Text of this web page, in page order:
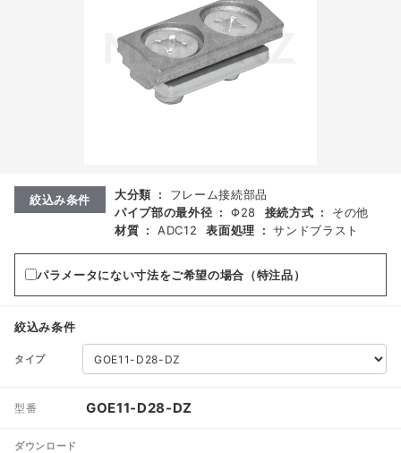
絞込み条件 大分類 :
フレーム接続部品
パイプ部の最外径 : Φ28 接続方式 :
その他
材質 : ADC12 表面処理 : サンドブラスト
パラメータにない寸法をご希望の場合（特注品）
絞込み条件
タイプ
型番 GOE11-D28-DZ
ダウンロード